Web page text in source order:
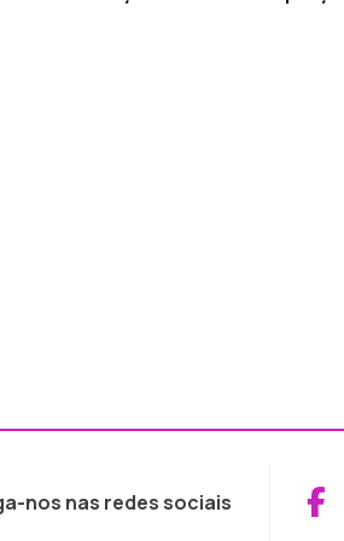
nos nas redes sociais